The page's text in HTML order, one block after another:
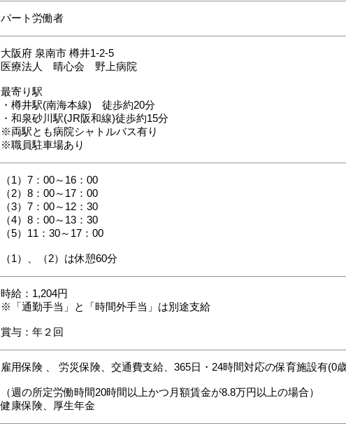
パート労働者
大阪府 泉南市 樽井1-2-5
医療法人 晴心会 野上病院
最寄り駅
・樽井駅(南海本線) 徒歩約20分
・和泉砂川駅(JR阪和線)徒歩約15分
※両駅とも病院シャトルバス有り
※職員駐車場あり
（1）7：00～16：00
（2）8：00～17：00
（3）7：00～12：30
（4）8：00～13：30
（5）11：30～17：00
（1）、（2）は休憩60分
時給：1,204円
※「通勤手当」と「時間外手当」は別途支給
賞与：年２回
雇用保険 、 労災保険、交通費支給、365日・24時間対応の保育施設有(0
（週の所定労働時間20時間以上かつ月額賃金が8.8万円以上の場合）
健康保険、厚生年金